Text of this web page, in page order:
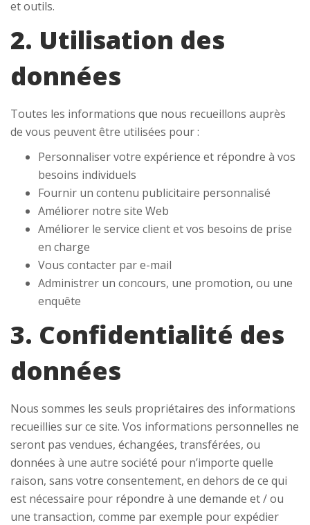
et outils.
2. Utilisation des
données
Toutes les informations que nous recueillons auprès
de vous peuvent être utilisées pour :
Personnaliser votre expérience et répondre à vos
besoins individuels
Fournir un contenu publicitaire personnalisé
Améliorer notre site Web
Améliorer le service client et vos besoins de prise
en charge
Vous contacter par e-mail
Administrer un concours, une promotion, ou une
enquête
3. Confidentialité des
données
Nous sommes les seuls propriétaires des informations
recueillies sur ce site. Vos informations personnelles ne
seront pas vendues, échangées, transférées, ou
données à une autre société pour n’importe quelle
raison, sans votre consentement, en dehors de ce qui
est nécessaire pour répondre à une demande et / ou
une transaction, comme par exemple pour expédier